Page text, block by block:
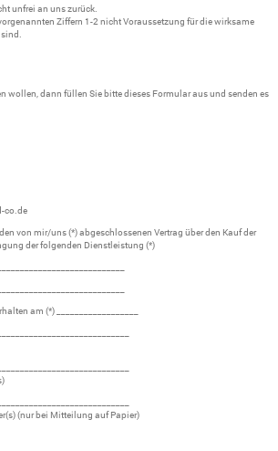
unfrei an uns zurück.
Ziffern 1-2 nicht Voraussetzung für die wirksame
wollen, dann füllen Sie bitte dieses Formular aus und senden es
co.de
von mir/uns (*) abgeschlossenen Vertrag über den Kauf der
der folgenden Dienstleistung (*)
am (*) __________________
(nur bei Mitteilung auf Papier)